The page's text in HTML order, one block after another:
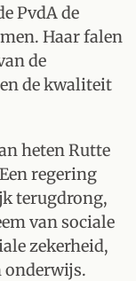
PvdA de
Haar falen
de
de kwaliteit
heten Rutte
regering
terugdrong,
van sociale
zekerheid,
onderwijs.